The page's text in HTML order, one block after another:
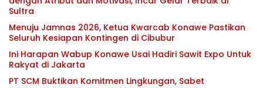
Sultra
Menuju Jamnas 2026, Ketua Kwarcab Konawe Pastikan
Seluruh Kesiapan Kontingen di Cibubur
Ini Harapan Wabup Konawe Usai Hadiri Sawit Expo Untuk
Rakyat di Jakarta
PT SCM Buktikan Komitmen Lingkungan, Sabet